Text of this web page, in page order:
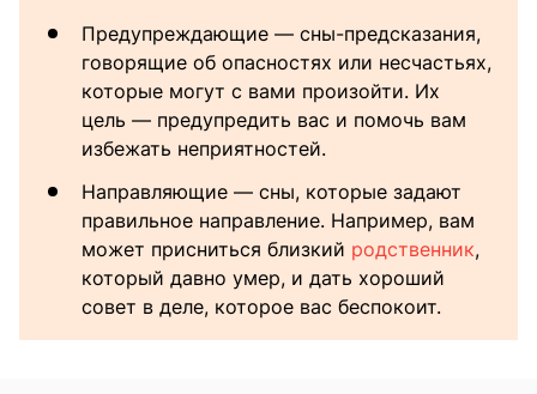
Предупреждающие — сны-предсказания,
говорящие об опасностях или несчастьях,
которые могут с вами произойти. Их
цель — предупредить вас и помочь вам
избежать неприятностей.
Направляющие — сны, которые задают
правильное направление. Например, вам
может присниться близкий родственник,
который давно умер, и дать хороший
совет в деле, которое вас беспокоит.